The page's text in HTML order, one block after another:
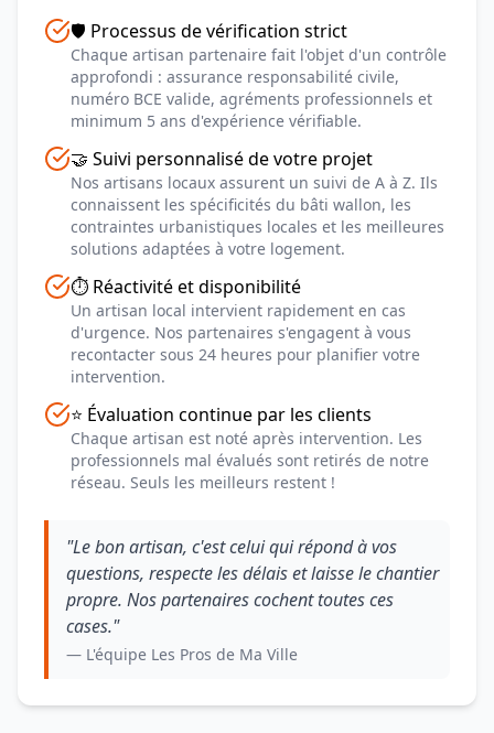
🛡️ Processus de vérification strict
Chaque artisan partenaire fait l'objet d'un contrôle
approfondi : assurance responsabilité civile,
numéro BCE valide, agréments professionnels et
minimum 5 ans d'expérience vérifiable.
🤝 Suivi personnalisé de votre projet
Nos artisans locaux assurent un suivi de A à Z. Ils
connaissent les spécificités du bâti wallon, les
contraintes urbanistiques locales et les meilleures
solutions adaptées à votre logement.
⏱️ Réactivité et disponibilité
Un artisan local intervient rapidement en cas
d'urgence. Nos partenaires s'engagent à vous
recontacter sous 24 heures pour planifier votre
intervention.
⭐ Évaluation continue par les clients
Chaque artisan est noté après intervention. Les
professionnels mal évalués sont retirés de notre
réseau. Seuls les meilleurs restent !
"Le bon artisan, c'est celui qui répond à vos
questions, respecte les délais et laisse le chantier
propre. Nos partenaires cochent toutes ces
cases."
— L'équipe Les Pros de Ma Ville